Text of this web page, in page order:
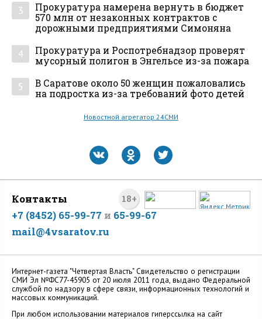
3
Прокуратура намерена вернуть в бюджет
570 млн от незаконных контрактов с
дорожными предприятиями Симоняна
4
Прокуратура и Роспотребнадзор проверят
мусорный полигон в Энгельсе из-за пожара
5
В Саратове около 50 женщин пожаловались
на подростка из-за требований фото детей
Новостной агрегатор 24СМИ
18+
Контакты
+7 (8452) 65-99-77 и 65-99-67
mail@4vsaratov.ru
Интернет-газета "Четвертая Власть" Cвидетельство о регистрации
СМИ Эл №ФС77-45905 от 20 июля 2011 года, выдано Федеральной
службой по надзору в сфере связи, информационных технологий и
массовых коммуникаций.
При любом использовании материалов гиперссылка на сайт